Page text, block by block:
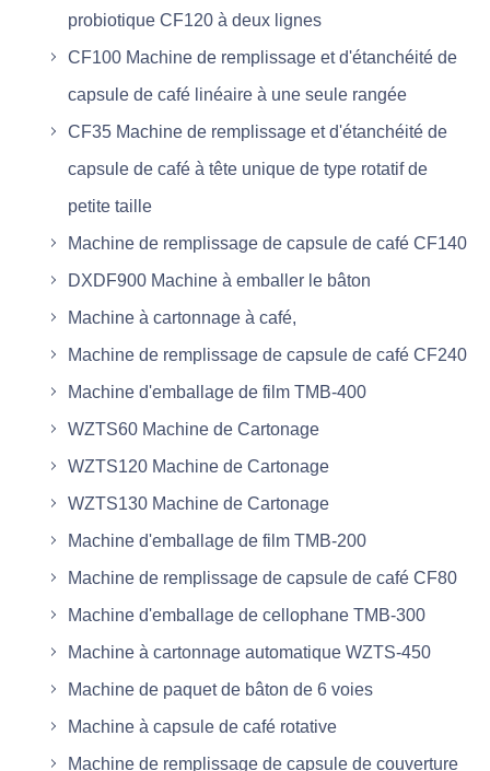
probiotique CF120 à deux lignes
CF100 Machine de remplissage et d'étanchéité de
capsule de café linéaire à une seule rangée
CF35 Machine de remplissage et d'étanchéité de
capsule de café à tête unique de type rotatif de
petite taille
Machine de remplissage de capsule de café CF140
DXDF900 Machine à emballer le bâton
Machine à cartonnage à café,
Machine de remplissage de capsule de café CF240
Machine d'emballage de film TMB-400
WZTS60 Machine de Cartonage
WZTS120 Machine de Cartonage
WZTS130 Machine de Cartonage
Machine d'emballage de film TMB-200
Machine de remplissage de capsule de café CF80
Machine d'emballage de cellophane TMB-300
Machine à cartonnage automatique WZTS-450
Machine de paquet de bâton de 6 voies
Machine à capsule de café rotative
Machine de remplissage de capsule de couverture